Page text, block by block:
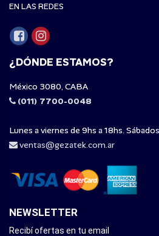
EN LAS REDES
¿DÓNDE ESTAMOS?
México 3080, CABA
(011) 7700-0048
Lunes a viernes de 9hs a 18hs.
ventas@gezatek.com.ar
NEWSLETTER
Recibí ofertas en tu email